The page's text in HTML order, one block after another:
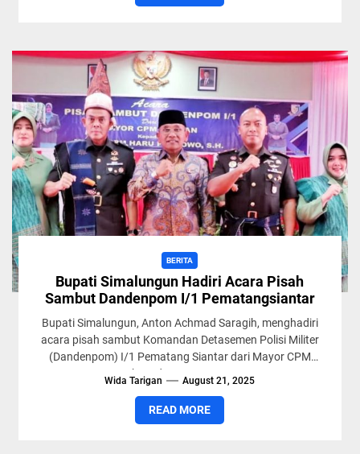
BERITA
Bupati Simalungun Hadiri Acara Pisah
Sambut Dandenpom I/1 Pematangsiantar
Bupati Simalungun, Anton Achmad Saragih, menghadiri
acara pisah sambut Komandan Detasemen Polisi Militer
(Dandenpom) I/1 Pematang Siantar dari Mayor CPM
Irawan kepada Mayor CPM Heru...
Wida Tarigan August 21, 2025
READ MORE